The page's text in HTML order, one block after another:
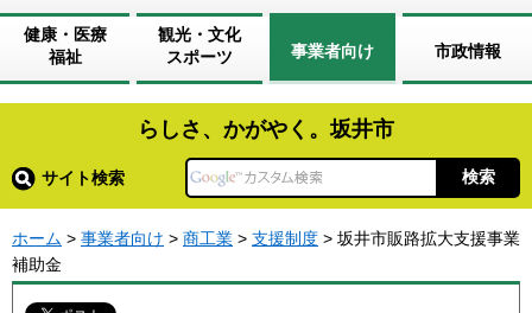
健康・医療
福祉
観光・文化
スポーツ
事業者向け 市政情報
らしさ、かがやく。坂井市
サイト検索
ホーム > 事業者向け > 商工業 > 支援制度 > 坂井市販路拡大支援事業
補助金